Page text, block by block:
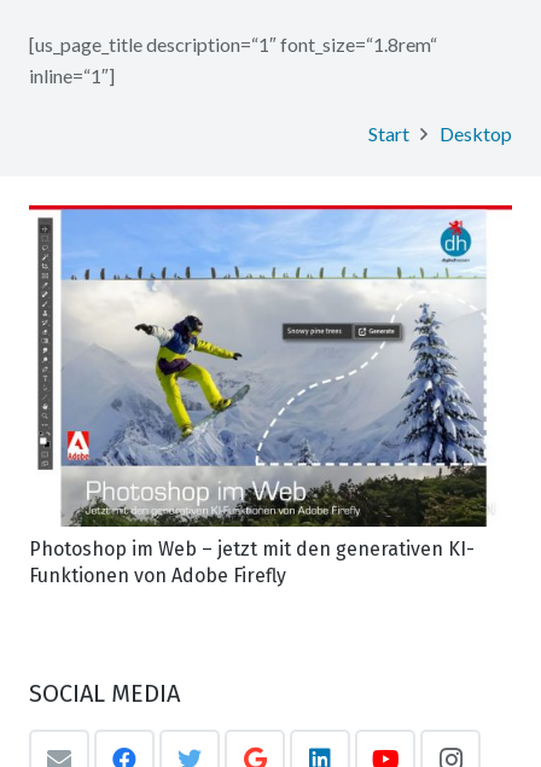
[us_page_title description=“1″ font_size=“1.8rem“
inline=“1″]
Start Desktop
Photoshop im Web – jetzt mit den generativen KI-
Funktionen von Adobe Firefly
SOCIAL MEDIA